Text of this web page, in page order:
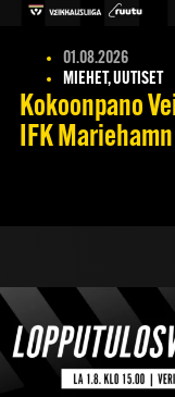
01.08.2026
MIEHET, UUTISET
Kokoonpano
IFK